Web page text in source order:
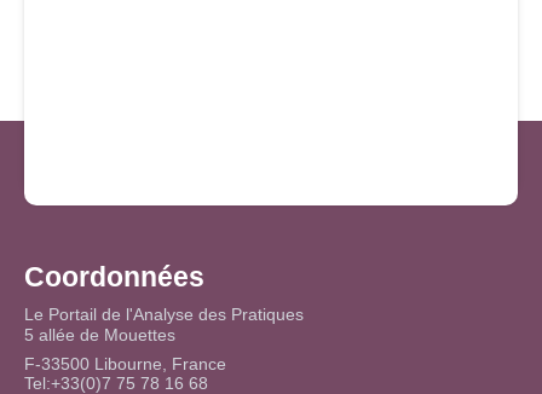
Coordonnées
Le Portail de l'Analyse des Pratiques
5 allée de Mouettes
F-33500 Libourne, France
Tel:+33(0)7 75 78 16 68